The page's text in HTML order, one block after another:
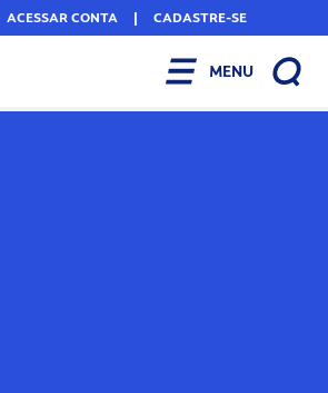
ACESSAR CONTA | CADASTRE-SE
MENU